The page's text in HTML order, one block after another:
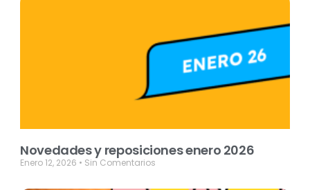
Novedades y reposiciones enero 2026
Enero 12, 2026 Sin Comentarios